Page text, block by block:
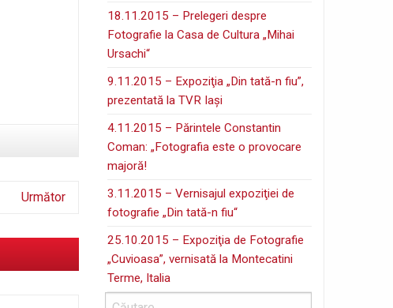
Următor
18.11.2015 – Prelegeri despre
Fotografie la Casa de Cultura „Mihai
Ursachi“
9.11.2015 – Expoziţia „Din tată-n fiu”,
prezentată la TVR Iaşi
4.11.2015 – Părintele Constantin
Coman: „Fotografia este o provocare
majoră!
3.11.2015 – Vernisajul expoziţiei de
fotografie „Din tată-n fiu“
25.10.2015 – Expoziţia de Fotografie
„Cuvioasa”, vernisată la Montecatini
Terme, Italia